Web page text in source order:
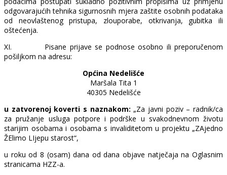
odgovarajućih tehnika sigurnosnih mjera zaštite osobnih podataka
od neovlaštenog pristupa, zlouporabe, otkrivanja, gubitka ili
oštećenja.
XI.
Pisane prijave se podnose osobno ili preporučenom
pošiljkom na adresu:
Općina Nedelišće
Maršala Tita 1
40305 Nedelišće
u zatvorenoj koverti s naznakom: „Za javni poziv – radnik/ca
za pružanje usluga potpore i podrške u svakodnevnom životu
starijim osobama i osobama s invaliditetom u projektu „ZAjedno
ŽElimo LIjepu starost“,
u roku od 8 (osam) dana od dana objave natječaja na Oglasnim
stranicama HZZ-a.